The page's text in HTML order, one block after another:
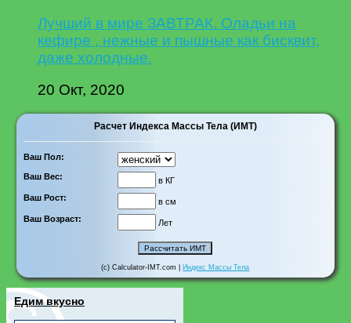
Лучший в мире ЗАВТРАК. Оладьи на
кефире , нежные и пышные как бисквит,
даже холодные.
20 Окт, 2020
Расчет Индекса Массы Тела (ИМТ)
Ваш Пол:
Ваш Вес:
в КГ
Ваш Рост:
в см
Ваш Возраст:
Лет
(c) Calculator-IMT.com | Индекс Массы Тела
Едим вкусно